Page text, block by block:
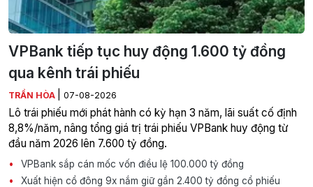
VPBank tiếp tục huy động 1.600 tỷ đồng
qua kênh trái phiếu
TRẦN HÒA 07-08-2026
Lô trái phiếu mới phát hành có kỳ hạn 3 năm, lãi suất cố định
8,8%/năm, nâng tổng giá trị trái phiếu VPBank huy động từ
đầu năm 2026 lên 7.600 tỷ đồng.
VPBank sắp cán mốc vốn điều lệ 100.000 tỷ đồng
Xuất hiện cổ đông 9x nắm giữ gần 2.400 tỷ đồng cổ phiếu